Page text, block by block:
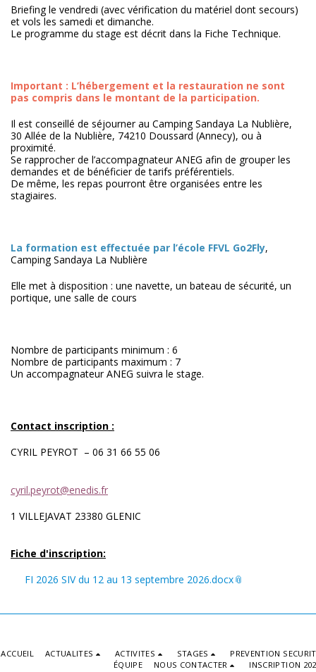
Briefing le vendredi (avec vérification du matériel dont secours)
et vols les samedi et dimanche.
Le programme du stage est décrit dans la Fiche Technique.
Important : L’hébergement et la restauration ne sont
pas compris dans le montant de la participation.
Il est conseillé de séjourner au Camping Sandaya La Nublière,
30 Allée de la Nublière, 74210 Doussard (Annecy), ou à
proximité.
Se rapprocher de l’accompagnateur ANEG afin de grouper les
demandes et de bénéficier de tarifs préférentiels.
De même, les repas pourront être organisées entre les
stagiaires.
La formation est effectuée par l’école FFVL Go2Fly,
Camping Sandaya La Nublière
Elle met à disposition : une navette, un bateau de sécurité, un
portique, une salle de cours
Nombre de participants minimum : 6
Nombre de participants maximum : 7
Un accompagnateur ANEG suivra le stage.
Contact inscription :
CYRIL PEYROT – 06 31 66 55 06
cyril.peyrot@enedis.fr
1 VILLEJAVAT 23380 GLENIC
Fiche d'inscription:
FI 2026 SIV du 12 au 13 septembre 2026.docx
ACCUEIL ACTUALITES ACTIVITES STAGES
PREVENTION
ÉQUIPE
NOUS CONTACTER INSCRIPTION